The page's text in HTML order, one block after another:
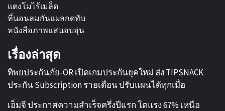
แตงโมไร้เมล็ด
ที่นอนลมกันแผลกดทับ
หนังสือภาพแสนอบอุ่น
เรื่องล่าสุด
ทิพยประกันภัย-OR เปิดเกมประกันยุคใหม่ ส่ง TIPSNACK
ประกัน Subscription รายเดือน ปรับแผนได้ทุกเมื่อ
เอ็มจี ประกาศความสำเร็จครึ่งปีแรก โตแรง 67% เหนือ